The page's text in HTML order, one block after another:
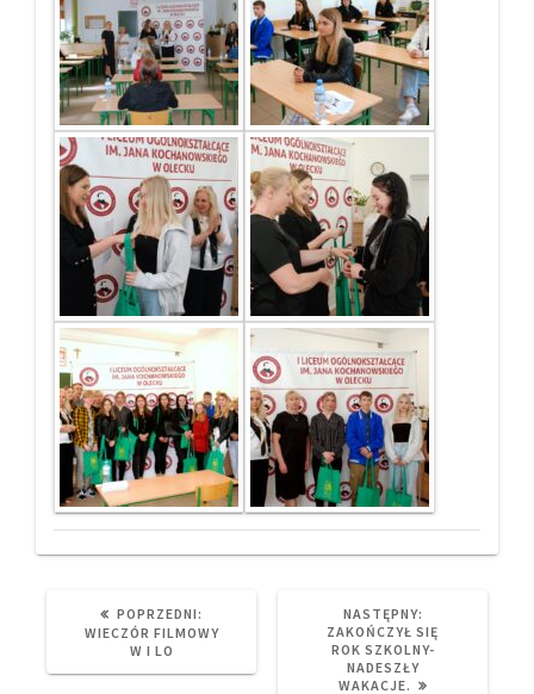
POPRZEDNI:
POST:
WIECZÓR FILMOWY
W I LO
NASTĘPNY:
POST:
ZAKOŃCZYŁ SIĘ
ROK SZKOLNY-
NADESZŁY
WAKACJE.